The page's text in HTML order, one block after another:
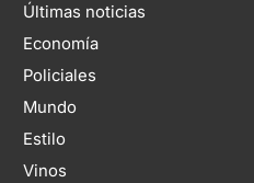
Últimas noticias
Economía
Policiales
Mundo
Estilo
Vinos